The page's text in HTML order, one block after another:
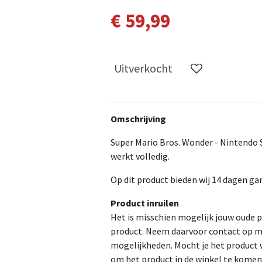
€ 59,99
Uitverkocht
Omschrijving
Super Mario Bros. Wonder -
werkt volledig.
Op dit product bieden wij 14 dagen
Product inruilen
Het is misschien mogelijk jouw oude
product. Neem daarvoor contact op
mogelijkheden. Mocht je het
om het product in de winkel te